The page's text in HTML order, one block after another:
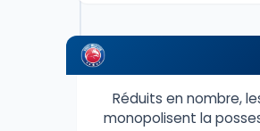
Réduits en nombre,
monopolisent la